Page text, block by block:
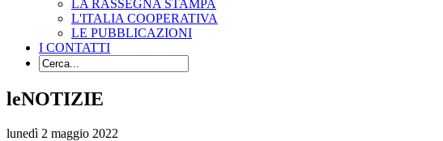
LA RASSEGNA STAMPA
L'ITALIA COOPERATIVA
LE PUBBLICAZIONI
I CONTATTI
leNOTIZIE
lunedì 2 maggio 2022